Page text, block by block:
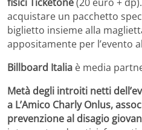
acquistare un pacchetto
biglietto insieme alla
appositamente per l’evento
Billboard Italia è media
Metà degli introiti netti
a L’Amico Charly Onlus,
prevenzione al disagio